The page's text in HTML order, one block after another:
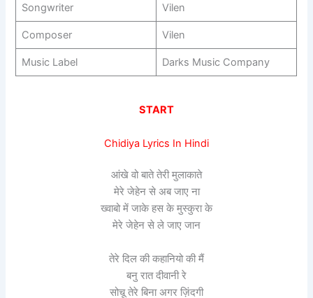
Songwriter Vilen
Composer Vilen
Music Label Darks Music Company
START
Chidiya Lyrics In Hindi
आंखे वो बाते तेरी मुलाकाते
मेरे जेहेन से अब जाए ना
ख्वाबो में जाके हस के मुस्कुरा के
मेरे जेहेन से ले जाए जान
तेरे दिल की कहानियो की मैं
बनु रात दीवानी रे
सोचू तेरे बिना अगर ज़िंदगी